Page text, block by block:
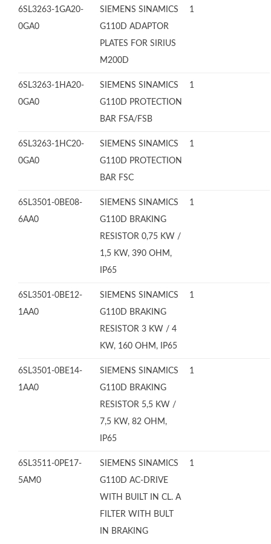
6SL3263-1GA20-
0GA0
SIEMENS SINAMICS
G110D ADAPTOR
PLATES FOR SIRIUS
M200D
1
6SL3263-1HA20-
0GA0
SIEMENS SINAMICS
G110D PROTECTION
BAR FSA/FSB
1
6SL3263-1HC20-
0GA0
SIEMENS SINAMICS
G110D PROTECTION
BAR FSC
1
6SL3501-0BE08-
6AA0
SIEMENS SINAMICS
G110D BRAKING
RESISTOR 0,75 KW /
1,5 KW, 390 OHM,
IP65
1
6SL3501-0BE12-
1AA0
SIEMENS SINAMICS
G110D BRAKING
RESISTOR 3 KW / 4
KW, 160 OHM, IP65
1
6SL3501-0BE14-
1AA0
SIEMENS SINAMICS
G110D BRAKING
RESISTOR 5,5 KW /
7,5 KW, 82 OHM,
IP65
1
6SL3511-0PE17-
5AM0
SIEMENS SINAMICS
G110D AC-DRIVE
WITH BUILT IN CL. A
FILTER WITH BULT
IN BRAKING
1